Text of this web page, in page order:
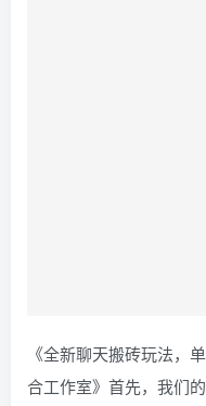
《全新聊天搬砖玩法，
合工作室》首先，我们